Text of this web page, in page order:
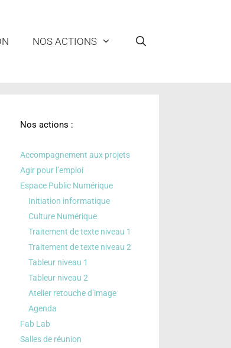
NOS ACTIONS
Nos actions :
Accompagnement aux projets
Agir pour l’emploi
Espace Public Numérique
Initiation informatique
Culture Numérique
Traitement de texte niveau 1
Traitement de texte niveau 2
Tableur niveau 1
Tableur niveau 2
Atelier retouche d’image
Agenda
Fab Lab
Salles de réunion